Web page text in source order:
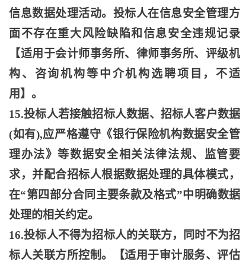
信息数据处理活动。投标人在信息安全管理方
面不存在重大风险缺陷和信息安全违规记录
【适用于会计师事务所、律师事务所、评级机
构、咨询机构等中介机构选聘项目，不适
用】。
15.投标人若接触招标人数据、招标人客户数据
(如有),应严格遵守《银行保险机构数据安全管
理办法》等数据安全相关法律法规、监管要
求，并配合招标人根据数据处理的具体模式，
在“第四部分合同主要条款及格式”中明确数据
处理的相关约定。
16.投标人不得为招标人的关联方，同时不为招
标人关联方所控制。【适用于审计服务、评估